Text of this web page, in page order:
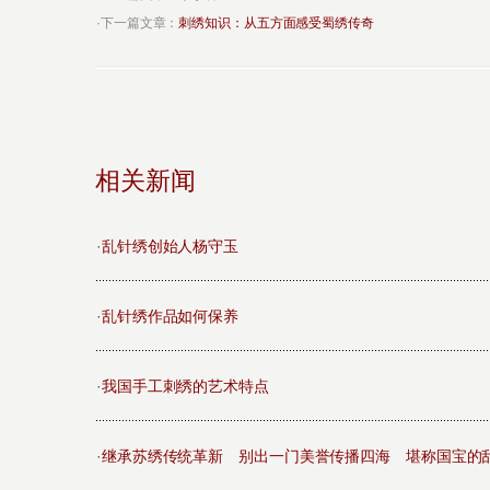
·下一篇文章：刺绣知识：从五方面感受蜀绣传奇
相关新闻
·乱针绣创始人杨守玉
·乱针绣作品如何保养
·我国手工刺绣的艺术特点
·继承苏绣传统革新 别出一门美誉传播四海 堪称国宝的